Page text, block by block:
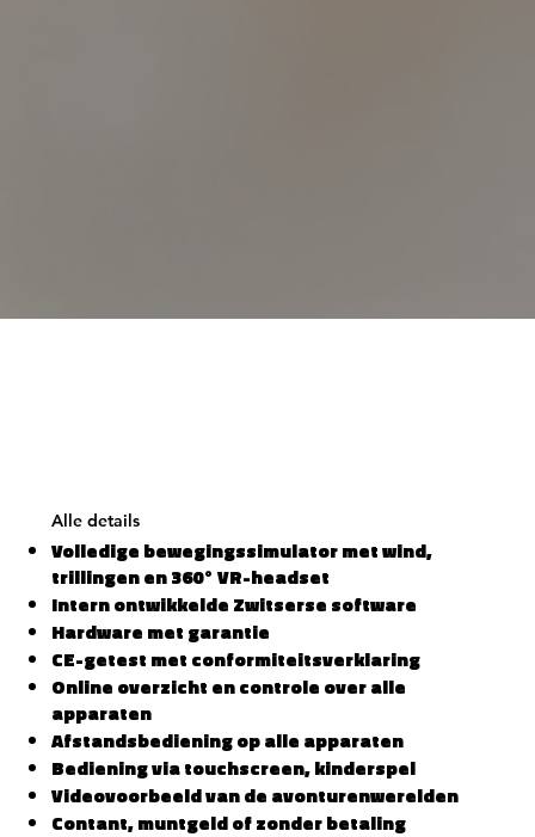
Alle details
Volledige bewegingssimulator met wind,
trillingen en 360° VR-headset
Intern ontwikkelde Zwitserse software
Hardware met garantie
CE-getest met conformiteitsverklaring
Online overzicht en controle over alle
apparaten
Afstandsbediening op alle apparaten
Bediening via touchscreen, kinderspel
Videovoorbeeld van de avonturenwerelden
Contant, muntgeld of zonder betaling